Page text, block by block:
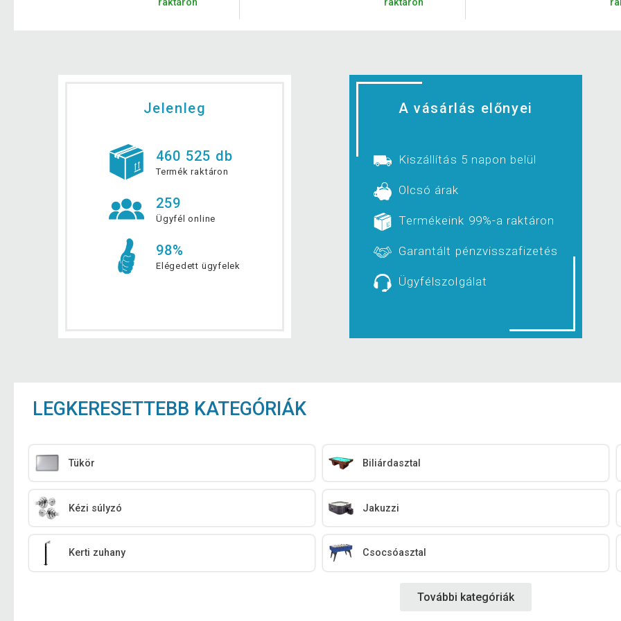
raktáron raktáron
Jelenleg
460 525 db
Termék raktáron
259
Ügyfél online
98%
Elégedett ügyfelek
A vásárlás előnyei
Kiszállítás 5 napon belül
Olcsó árak
Termékeink 99%-a raktáron
Garantált pénzvisszafizetés
Ügyfélszolgálat
LEGKERESETTEBB KATEGÓRIÁK
Tükör Biliárdasztal
Kézi súlyzó Jakuzzi
Kerti zuhany Csocsóasztal
További kategóriák